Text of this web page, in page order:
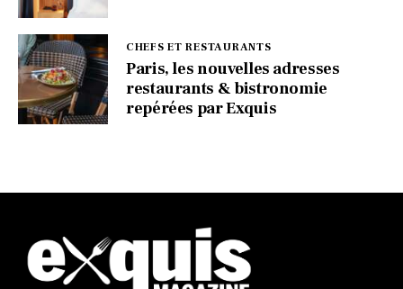
CHEFS ET RESTAURANTS
Paris, les nouvelles adresses
restaurants & bistronomie
repérées par Exquis